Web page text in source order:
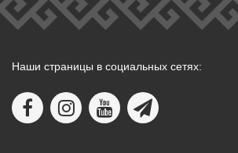
Наши страницы в социальных сетях: